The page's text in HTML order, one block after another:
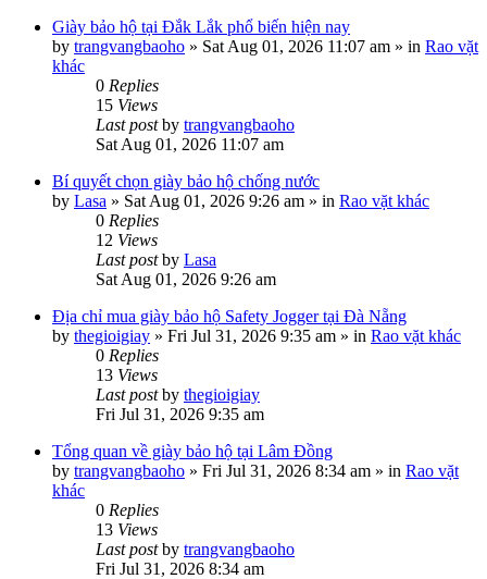
Giày bảo hộ tại Đắk Lắk phổ biến hiện nay
by trangvangbaoho » Sat Aug 01, 2026 11:07 am » in Rao vặt
khác
0 Replies
15 Views
Last postby trangvangbaoho
Sat Aug 01, 2026 11:07 am
Bí quyết chọn giày bảo hộ chống nước
by Lasa » Sat Aug 01, 2026 9:26 am » in Rao vặt khác
0 Replies
12 Views
Last postby Lasa
Sat Aug 01, 2026 9:26 am
Địa chỉ mua giày bảo hộ Safety Jogger tại Đà Nẵng
by thegioigiay » Fri Jul 31, 2026 9:35 am » in Rao vặt khác
0 Replies
13 Views
Last postby thegioigiay
Fri Jul 31, 2026 9:35 am
Tổng quan về giày bảo hộ tại Lâm Đồng
by trangvangbaoho » Fri Jul 31, 2026 8:34 am » in Rao vặt
khác
0 Replies
13 Views
Last postby trangvangbaoho
Fri Jul 31, 2026 8:34 am